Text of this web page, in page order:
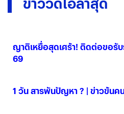
ญาติเหยื่อสุดเศร้า! ติดต่อขอรับ
69
1 วัน สารพันปัญหา ? | ข่าวข้นค